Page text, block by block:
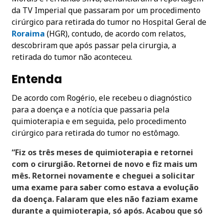
da TV Imperial que passaram por um procedimento
cirúrgico para retirada do tumor no Hospital Geral de
Roraima (HGR), contudo, de acordo com relatos,
descobriram que após passar pela cirurgia, a
retirada do tumor não aconteceu.
Entenda
De acordo com Rogério, ele recebeu o diagnóstico
para a doença e a notícia que passaria pela
quimioterapia e em seguida, pelo procedimento
cirúrgico para retirada do tumor no estômago.
“Fiz os três meses de quimioterapia e retornei
com o cirurgião. Retornei de novo e fiz mais um
mês. Retornei novamente e cheguei a solicitar
uma exame para saber como estava a evolução
da doença. Falaram que eles não faziam exame
durante a quimioterapia, só após. Acabou que só